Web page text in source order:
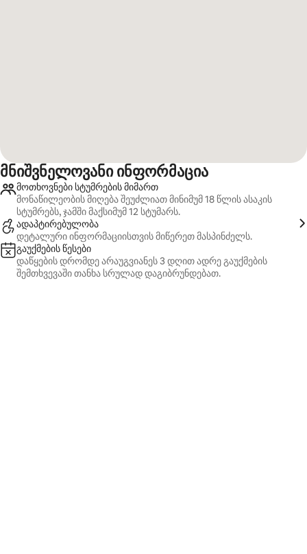
მნიშვნელოვანი ინფორმაცია
მოთხოვნები სტუმრების მიმართ
მონაწილეობის მიღება შეუძლიათ მინიმუმ 18 წლის ასაკის
სტუმრებს, ჯამში მაქსიმუმ 12 სტუმარს.
ადაპტირებულობა
დეტალური ინფორმაციისთვის მიწერეთ მასპინძელს.
გაუქმების წესები
დაწყების დრომდე არაუგვიანეს 3 დღით ადრე გაუქმების
შემთხვევაში თანხა სრულად დაგიბრუნდებათ.